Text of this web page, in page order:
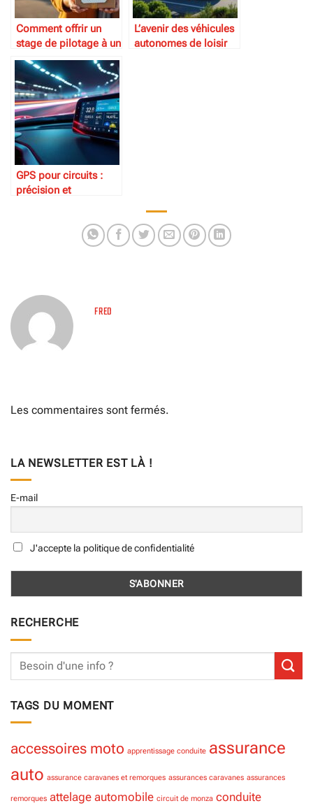
Comment offrir un
stage de pilotage à un
proche
L’avenir des véhicules
autonomes de loisir
GPS pour circuits :
précision et
FRED
Les commentaires sont fermés.
LA NEWSLETTER EST LÀ !
E-mail
J'accepte la politique de confidentialité
RECHERCHE
TAGS DU MOMENT
accessoires moto apprentissage conduite assurance
auto assurance caravanes et remorques assurances caravanes assurances
remorques attelage automobile circuit de monza conduite